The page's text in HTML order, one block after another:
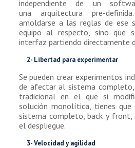
independiente de un
una arquitectura pre-
amoldarse a las reglas de
equipo al respecto, sino que
interfaz partiendo directamente
2- Libertad para experimentar
Se pueden crear experimentos
de afectar al sistema
tradicional en el que si
solución monolítica, tienes
sistema completo, back y front,
el despliegue.
3- Velocidad y agilidad